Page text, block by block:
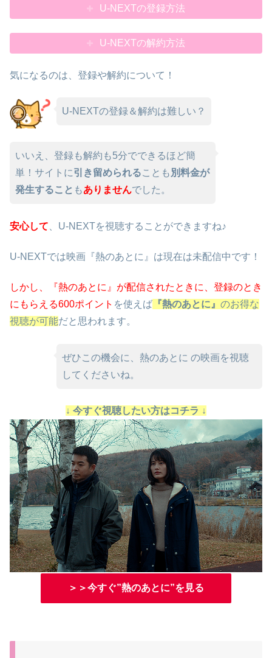
U-NEXTの登録方法
U-NEXTの解約方法
気になるのは、登録や解約について！
U-NEXTの登録＆解約は難しい？
いいえ、登録も解約も5分でできるほど簡
単！サイトに引き留められることも 別料金が
発生すること もありませんでした。
安心して 、U-NEXTを視聴することができますね♪
U-NEXTでは映画『熱のあとに』は現在は未配信中です！
しかし、『熱のあとに』が配信されたときに、 登録のとき
にもらえる600ポイント を使えば 『熱のあとに』 のお得な
視聴が可能だと思われます。
ぜひこの機会に、熱のあとに の映画を視聴
してくださいね。
↓ 今すぐ視聴したい方はコチラ ↓
＞＞今すぐ”熱のあとに”を見る